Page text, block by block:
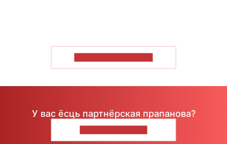
У вас ёсць партнёрская прапанова?